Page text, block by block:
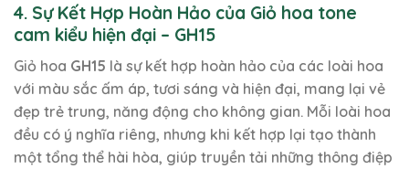
4. Sự Kết Hợp Hoàn Hảo của Giỏ hoa tone
cam kiểu hiện đại – GH15
Giỏ hoa GH15 là sự kết hợp hoàn hảo của các loài hoa
với màu sắc ấm áp, tươi sáng và hiện đại, mang lại vẻ
đẹp trẻ trung, năng động cho không gian. Mỗi loài hoa
đều có ý nghĩa riêng, nhưng khi kết hợp lại tạo thành
một tổng thể hài hòa, giúp truyền tải những thông điệp